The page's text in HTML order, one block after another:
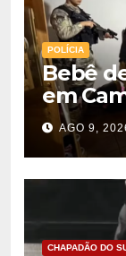
POLÍCIA
Bebê
em
AGO 9,
CHAPADÃO DO